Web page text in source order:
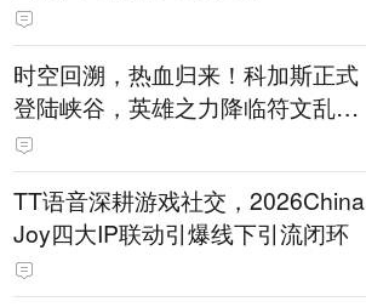
时空回溯，热血归来！科加斯正式
登陆峡谷，英雄之力降临符文乱
斗！
TT语音深耕游戏社交，2026China
Joy四大IP联动引爆线下引流闭环